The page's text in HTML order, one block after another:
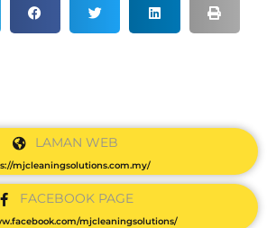
LAMAN WEB
mjcleaningsolutions.com.my/
FACEBOOK PAGE
mjcleaningsolutions/